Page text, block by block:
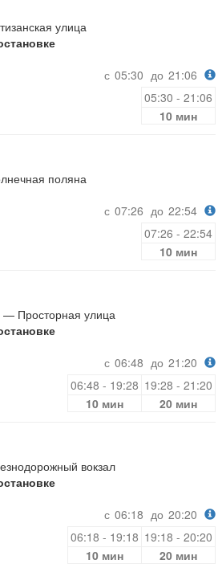
улица
с 05:30 до 21:06
05:30 - 21:06
10 мин
поляна
с 07:26 до 22:54
07:26 - 22:54
10 мин
Просторная улица
с 06:48 до 21:20
06:48 - 19:28 19:28 - 21:20
10 мин
20 мин
вокзал
с 06:18 до 20:20
06:18 - 19:18 19:18 - 20:20
10 мин
20 мин